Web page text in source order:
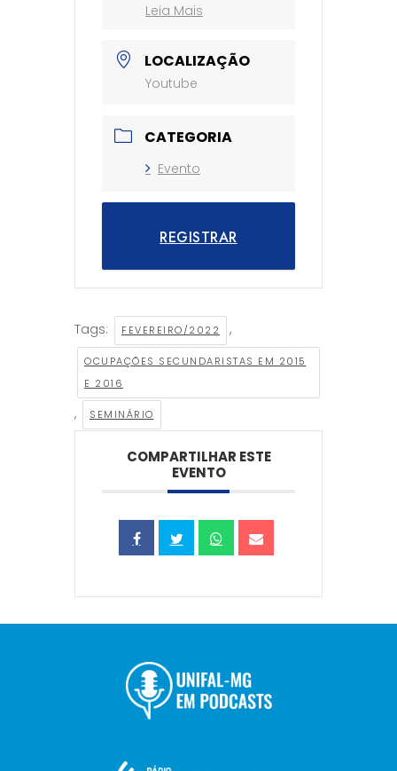
Leia Mais
LOCALIZAÇÃO
Youtube
CATEGORIA
Evento
REGISTRAR
Tags: FEVEREIRO/2022 ,
OCUPAÇÕES SECUNDARISTAS EM 2015
E 2016
, SEMINÁRIO
COMPARTILHAR ESTE
EVENTO